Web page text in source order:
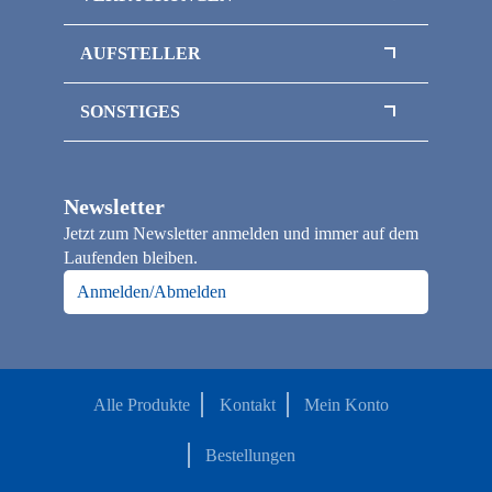
Sammelmappen / Magnetmappen
Magnetboxen
Inlays / Schaumstoffeinlagen
Flaschenverpackungen
Faltschachteln
AUFSTELLER
Thekenaufsteller
SONSTIGES
Loseblattsammlung / Broschüre A4
Notizbücher
Kalender
Newsletter
Jetzt zum Newsletter anmelden und immer auf dem
Laufenden bleiben.
Anmelden/Abmelden
Alle Produkte Kontakt Mein Konto
Bestellungen